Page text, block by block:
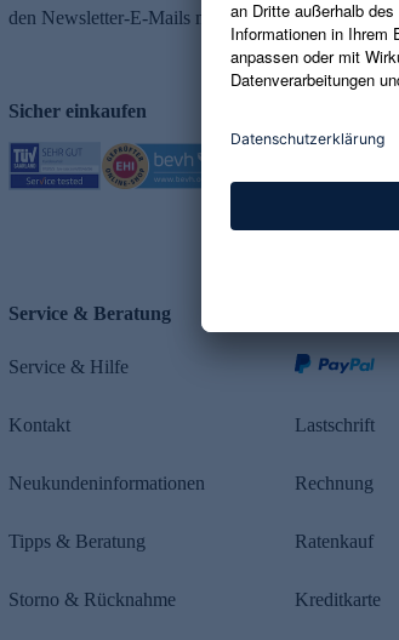
den Newsletter-E-Mails möglich.
Sicher einkaufen
Service & Beratung
Service & Hilfe
Kontakt
Neukundeninformationen
Tipps & Beratung
Storno & Rücknahme
Lastschrift
Rechnung
Ratenkauf
Kreditkarte